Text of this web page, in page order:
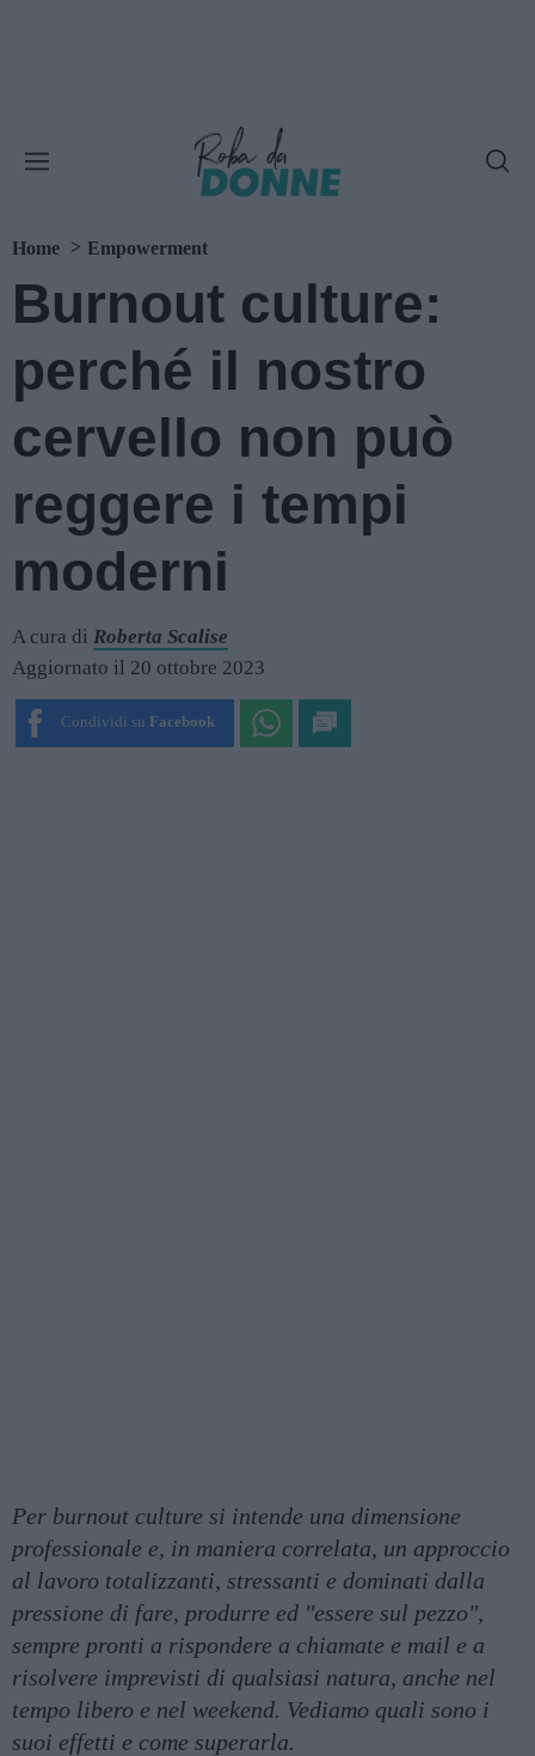
Home Empowerment
Burnout culture:
perché il nostro
cervello non può
reggere i tempi
moderni
A cura di Roberta Scalise
Aggiornato il 20 ottobre 2023
Condividi su Facebook
Per burnout culture si intende una dimensione
professionale e, in maniera correlata, un approccio
al lavoro totalizzanti, stressanti e dominati dalla
pressione di fare, produrre ed "essere sul pezzo",
sempre pronti a rispondere a chiamate e mail e a
risolvere imprevisti di qualsiasi natura, anche nel
tempo libero e nel weekend. Vediamo quali sono i
suoi effetti e come superarla.